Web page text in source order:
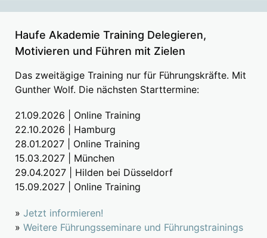
Haufe Akademie Training Delegieren,
Motivieren und Führen mit Zielen
Das zweitägige Training nur für Führungskräfte. Mit
Gunther Wolf. Die nächsten Starttermine:
21.09.2026 | Online Training
22.10.2026 | Hamburg
28.01.2027 | Online Training
15.03.2027 | München
29.04.2027 | Hilden bei Düsseldorf
15.09.2027 | Online Training
» Jetzt informieren!
» Weitere Führungsseminare und Führungstrainings